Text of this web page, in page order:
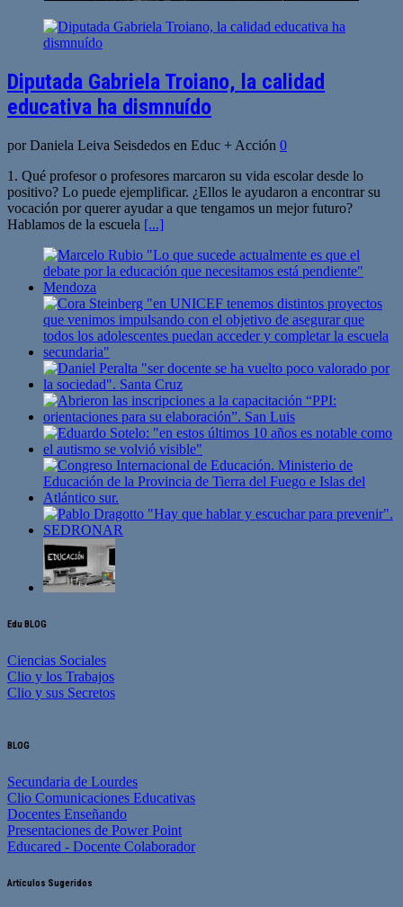
Diputada Gabriela Troiano, la calidad
educativa ha dismnuído
por Daniela Leiva Seisdedos en Educ + Acción 0
1. Qué profesor o profesores marcaron su vida escolar desde lo
positivo? Lo puede ejemplificar. ¿Ellos le ayudaron a encontrar su
vocación por querer ayudar a que tengamos un mejor futuro?
Hablamos de la escuela [...]
Edu BLOG
Ciencias Sociales
Clio y los Trabajos
Clio y sus Secretos
BLOG
Secundaria de Lourdes
Clio Comunicaciones Educativas
Docentes Enseñando
Presentaciones de Power Point
Educared - Docente Colaborador
Artículos Sugeridos